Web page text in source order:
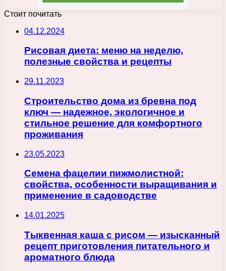
Стоит почитать
04.12.2024
Рисовая диета: меню на неделю,
полезные свойства и рецепты
29.11.2023
Строительство дома из бревна под
ключ — надежное, экологичное и
стильное решение для комфортного
проживания
23.05.2023
Семена фацелии пижмолистной:
свойства, особенности выращивания и
применение в садоводстве
14.01.2025
Тыквенная каша с рисом — изысканный
рецепт приготовления питательного и
ароматного блюда